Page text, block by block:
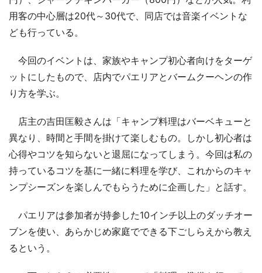
用客の中心層は20代～30代で、同店では音楽イベントな
ども行っている。
今回のイベントは、家族やキャンプ初心者向けをターゲ
ットにしたもので、店内でパエリアとバームクーヘンの作
り方を学ぶ。
店主の吉田匡毅さんは「キャンプ料理はバーベキューと
異なり、時間と手間を掛けて楽しむもの。しかし初心者は
心得やコツを知らないと退屈になってしまう。今回は私の
持っているコツを基に一緒に料理を学び、これからのキャ
ンプシーズンを楽しんでもらうために企画した」と話す。
パエリアは参加者が持参した10インチ以上のダッチオー
ブンを使い、あらかじめ家庭でできる下ごしらえから教え
るという。